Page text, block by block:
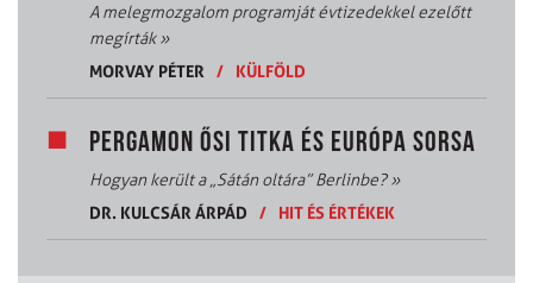
A melegmozgalom programját évtizedekkel ezelőtt
megírták»
MORVAY PÉTER
/ KÜLFÖLD
PERGAMON ŐSI TITKA ÉS EURÓPA SORSA
Hogyan került a „Sátán oltára” Berlinbe?»
DR. KULCSÁR ÁRPÁD
/ HIT ÉS ÉRTÉKEK